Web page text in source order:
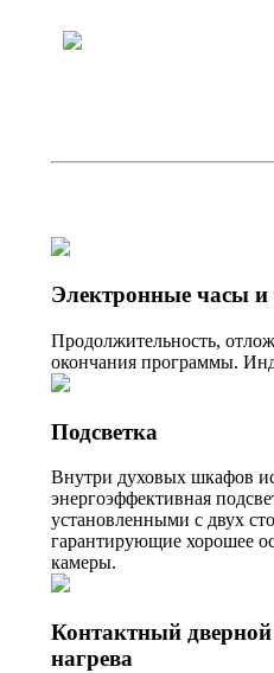
Электронные часы и
Продолжительность,
окончания программы.
Подсветка
Внутри духовых шкафов
энергоэффективная
установленными с двух
гарантирующие хорошее
камеры.
Контактный
нагрева